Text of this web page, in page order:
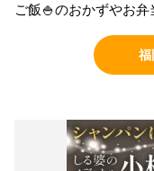
ご飯🍚のおかずやお
福